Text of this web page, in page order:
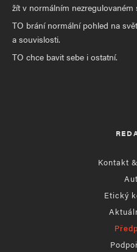
žít v normálním nezregulovaném
TO brání normální pohled na
a souvislosti.
TO chce bavit sebe i ostatní.
Kontakt
Etický